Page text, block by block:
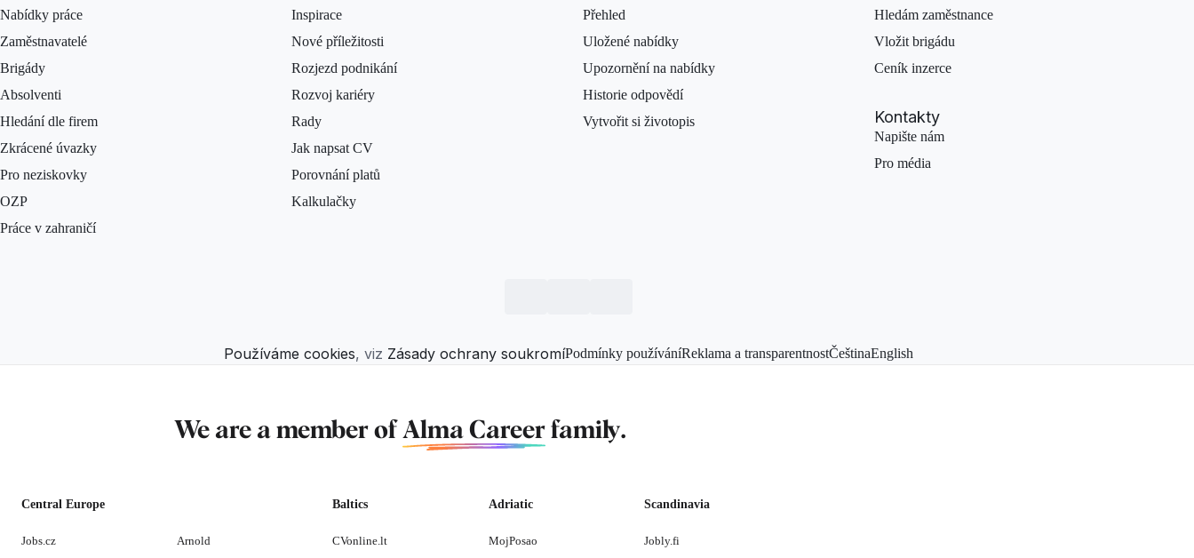
Nabídky práce
Zaměstnavatelé
Brigády
Absolventi
Hledání dle firem
Zkrácené úvazky
Pro neziskovky
OZP
Práce v zahraničí
Inspirace
Nové příležitosti
Rozjezd podnikání
Rozvoj kariéry
Rady
Jak napsat CV
Porovnání platů
Kalkulačky
Přehled
Uložené nabídky
Upozornění na nabídky
Historie odpovědí
Vytvořit si životopis
Hledám zaměstnance
Vložit brigádu
Ceník inzerce
Kontakty
Napište nám
Pro média
Používáme cookies, viz Zásady ochrany soukromíPodmínky používáníReklama a transparentnostČeštinaEnglish
We are a member of Alma Careerfamily.
Central Europe
Jobs.cz
Arnold
Baltics
CVonline.lt
Adriatic
MojPosao
Scandinavia
Jobly.fi